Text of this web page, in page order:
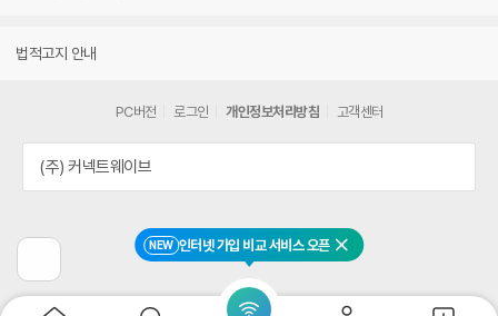
NEW 인터넷 가입 비교 서비스 오픈 닫기
법적고지 안내
전
페
이
PC버전 로그인 개인정보처리방침 고객센터
(주) 커넥트웨이브